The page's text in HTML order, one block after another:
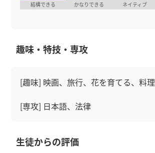
結構できる
かなりできる ネイティブ
趣味・特技・専攻
[趣味] 映画、旅行、花を育てる、料理
[専攻] 日本語、法律
生徒からの評価